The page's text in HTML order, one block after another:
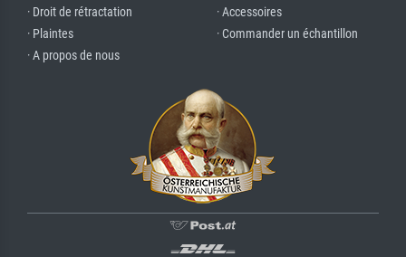
· Droit de rétractation
· Plaintes
· A propos de nous
· Accessoires
· Commander un échantillon